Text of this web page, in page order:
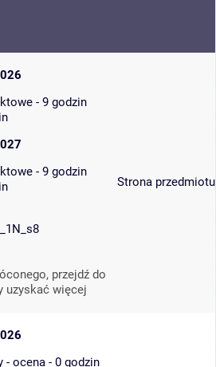
- 9 godzin
- 9 godzin
przejdź do
uzyskać więcej
Strona przedmiotu
- ocena - 0 godzin